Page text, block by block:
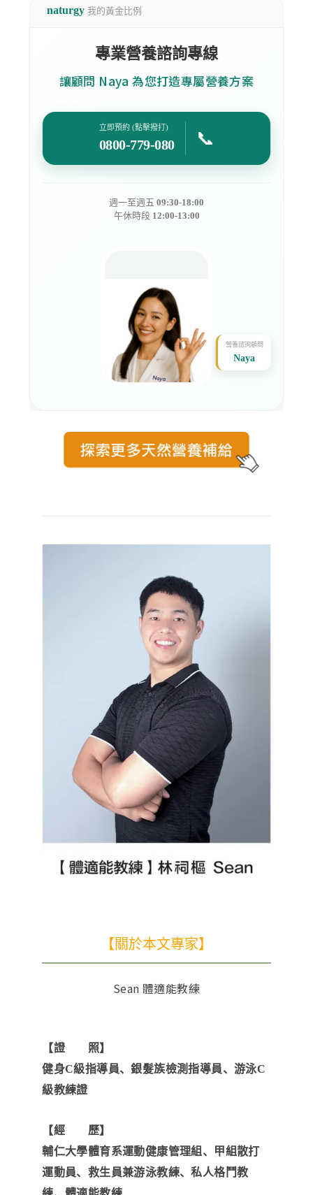
naturgy 我的黃金比例
專業營養諮詢專線
讓顧問 Naya 為您打造專屬營養方案
立即預約 (點擊撥打)
0800-779-080 📞
週一至週五 09:30-18:00
午休時段 12:00-13:00
營養諮詢顧問
Naya
【關於本文專家】
Sean 體適能教練
【證 照】
健身C級指導員、銀髮族檢測指導員、游泳C
級教練證
【經 歷】
輔仁大學體育系運動健康管理組、甲組散打
運動員、救生員兼游泳教練、私人格鬥教